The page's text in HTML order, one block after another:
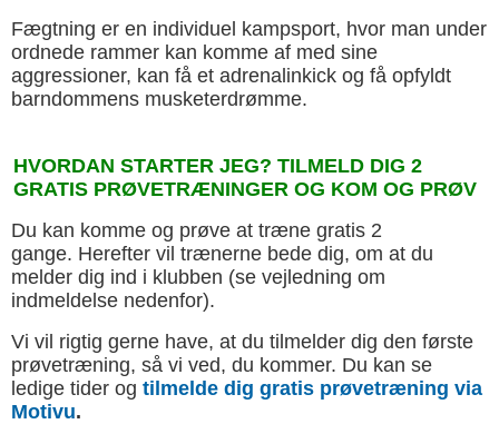
Fægtning er en individuel kampsport, hvor man under
ordnede rammer kan komme af med sine
aggressioner, kan få et adrenalinkick og få opfyldt
barndommens musketerdrømme.
HVORDAN STARTER JEG? TILMELD DIG 2
GRATIS PRØVETRÆNINGER OG KOM OG PRØV
Du kan komme og prøve at træne gratis 2
gange. Herefter vil trænerne bede dig, om at du
melder dig ind i klubben (se vejledning om
indmeldelse nedenfor).
Vi vil rigtig gerne have, at du tilmelder dig den første
prøvetræning, så vi ved, du kommer. Du kan se
ledige tider og tilmelde dig gratis prøvetræning via
Motivu.